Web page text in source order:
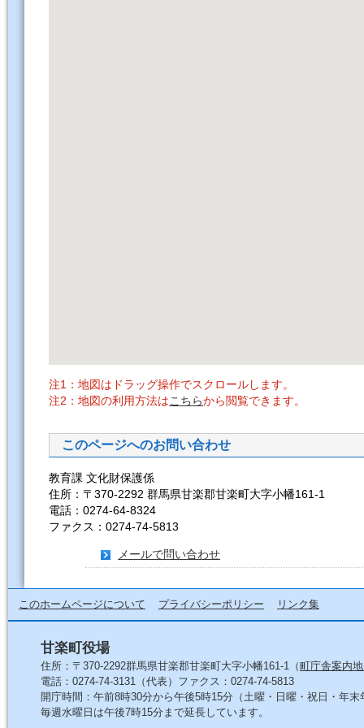
注1：地図はドラッグ操作でスクロールします。
注2：地図の利用方法はこちらから閲覧できます。
このページへのお問い合わせ
教育課 文化財保護係
住所：〒370-2292 群馬県甘楽郡甘楽町大字小幡161-1
電話：0274-64-8324
ファクス：0274-74-5813
メールで問い合わせ
このホームページについて プライバシーポリシー リンク集
甘楽町役場
住所：〒370-2292群馬県甘楽郡甘楽町大字小幡161-1（町庁舎案内
電話：0274-74-3131（代表）ファクス：0274-74-5813
開庁時間：午前8時30分から午後5時15分（土曜・日曜・祝日・年末
毎週水曜日は午後7時15分まで延長しています。